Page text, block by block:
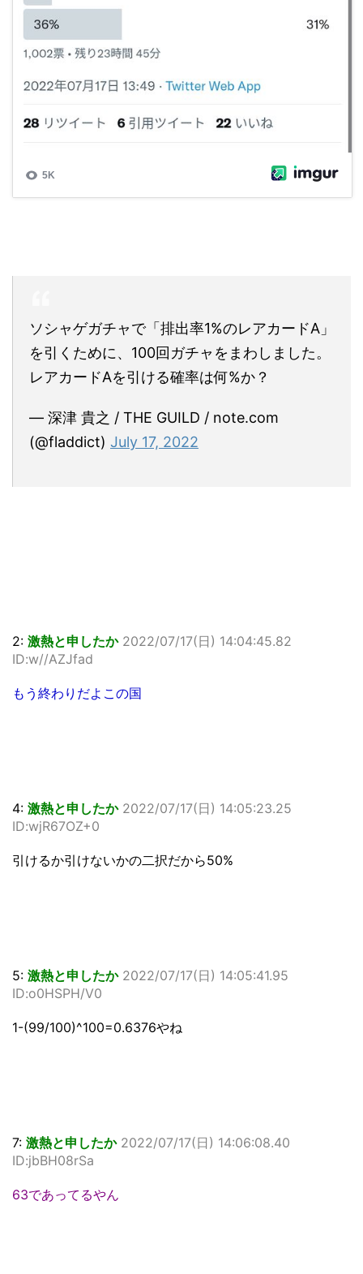
ソシャゲガチャで「排出率1%のレアカードA」
を引くために、100回ガチャをまわしました。
レアカードAを引ける確率は何%か？
— 深津 貴之 / THE GUILD / note.com
(@fladdict) July 17, 2022
2: 激熱と申したか 2022/07/17(日) 14:04:45.82
ID:w//AZJfad
もう終わりだよこの国
4: 激熱と申したか 2022/07/17(日) 14:05:23.25
ID:wjR67OZ+0
引けるか引けないかの二択だから50%
5: 激熱と申したか 2022/07/17(日) 14:05:41.95
ID:o0HSPH/V0
1-(99/100)^100=0.6376やね
7: 激熱と申したか 2022/07/17(日) 14:06:08.40
ID:jbBH08rSa
63であってるやん